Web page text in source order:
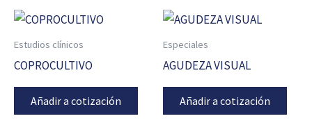
Estudios clínicos
COPROCULTIVO
Añadir a cotización
Especiales
AGUDEZA VISUAL
Añadir a cotización